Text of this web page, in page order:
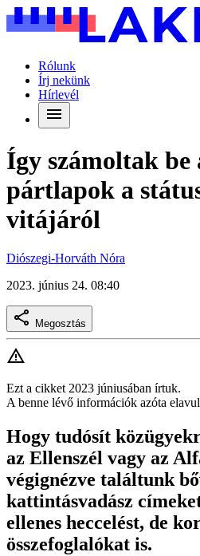
Rólunk
Írj nekünk
Hírlevél
Így számoltak be
pártlapok a
vitájáról
Diószegi-Horváth Nóra
2023. június 24. 08:40
Megosztás
Ezt a cikket 2023 júniusában írtuk.
A benne lévő információk azóta
Hogy tudósít
az Ellenszél vagy az
végignézve találtunk
kattintásvadász
ellenes heccelést, de
összefoglalókat is.